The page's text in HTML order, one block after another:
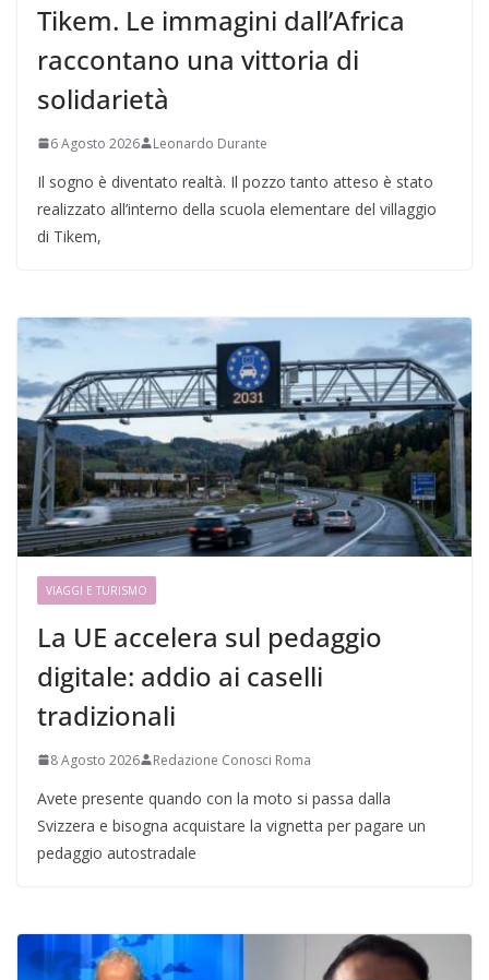
Tikem. Le immagini dall’Africa
raccontano una vittoria di
solidarietà
6 Agosto 2026 Leonardo Durante
Il sogno è diventato realtà. Il pozzo tanto atteso è stato
realizzato all’interno della scuola elementare del villaggio
di Tikem,
VIAGGI E TURISMO
La UE accelera sul pedaggio
digitale: addio ai caselli
tradizionali
8 Agosto 2026 Redazione Conosci Roma
Avete presente quando con la moto si passa dalla
Svizzera e bisogna acquistare la vignetta per pagare un
pedaggio autostradale